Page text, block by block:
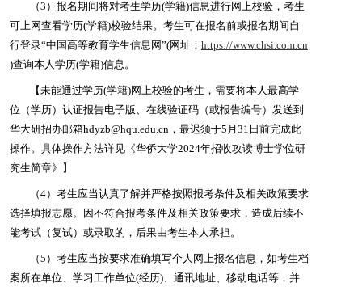
（3）报名期间将对考生学历(学籍)信息进行网上校验，考生
可上网查看学历(学籍)校验结果。考生可在报名前或报名期间自
行登录“中国高等教育学生信息网”(网址： https://www.chsi.com.cn
)查询本人学历(学籍)信息。
【未能通过学历(学籍)网上校验的考生，需要将本人最高学
位（学历）认证报告电子版、在线验证码（或报告编号）发送到
华大研招办邮箱hdyzb@hqu.edu.cn，最迟须于5月31日前完成此
操作。具体操作方法详见《华侨大学2024年招收攻读博士学位研
究生简章》】
（4）考生应当认真了解并严格按照报考条件及相关政策要求
选择填报志愿。因不符合报考条件及相关政策要求，造成后续不
能考试（复试）或录取的，后果由考生本人承担。
（5）考生应当按要求准确填写个人网上报名信息，如考生档
案所在单位、学习工作单位(经历)、通讯地址、移动电话等，并